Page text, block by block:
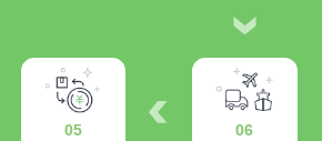
05
06